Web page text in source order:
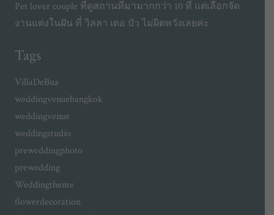
Pet lover couple ที่ดูสถานที่มามากกว่า 10 ที่ แต่เลือกจัด
งานแต่งในฝัน ที่ วิลลา เดอ บัว ไม่ผิดหวังเลยค่ะ
Tags
VillaDeBua
weddingvenuebangkok
weddingvenue
weddingstudio
preweddingphoto
prewedding
Weddingtheme
flowerdecoration